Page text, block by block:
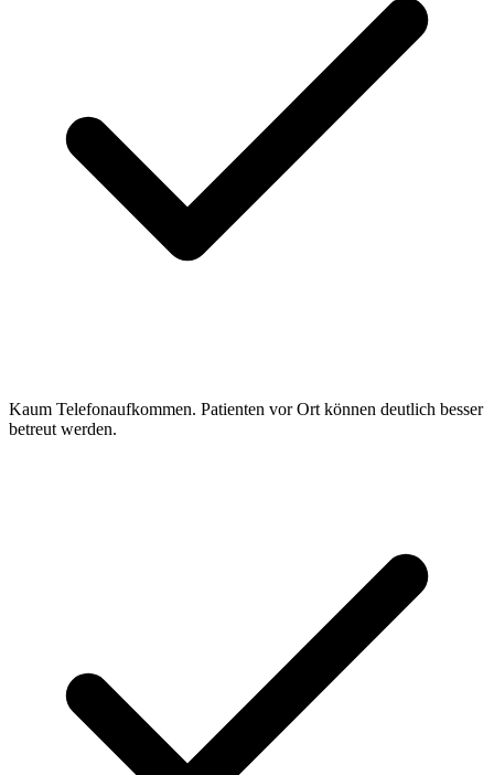
Kaum Telefonaufkommen. Patienten vor Ort können deutlich besser
betreut werden.